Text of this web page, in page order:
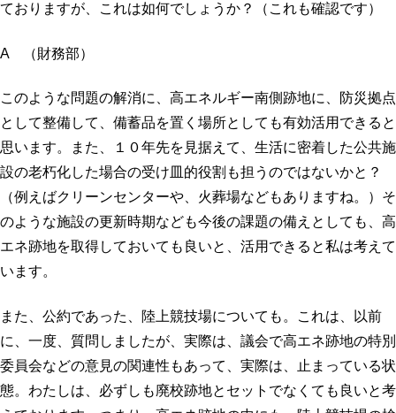
ておりますが、これは如何でしょうか？（これも確認です）
A （財務部）
このような問題の解消に、高エネルギー南側跡地に、防災拠点
として整備して、備蓄品を置く場所としても有効活用できると
思います。また、１０年先を見据えて、生活に密着した公共施
設の老朽化した場合の受け皿的役割も担うのではないかと？
（例えばクリーンセンターや、火葬場などもありますね。）そ
のような施設の更新時期なども今後の課題の備えとしても、高
エネ跡地を取得しておいても良いと、活用できると私は考えて
います。
また、公約であった、陸上競技場についても。これは、以前
に、一度、質問しましたが、実際は、議会で高エネ跡地の特別
委員会などの意見の関連性もあって、実際は、止まっている状
態。わたしは、必ずしも廃校跡地とセットでなくても良いと考